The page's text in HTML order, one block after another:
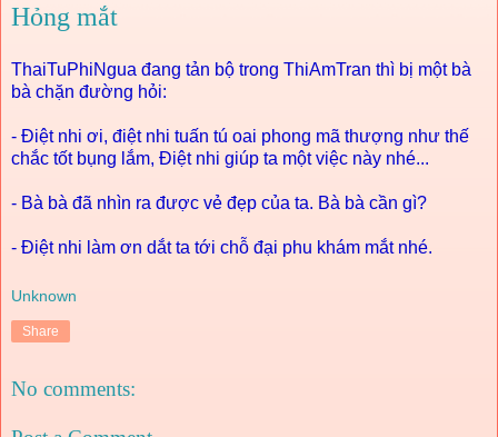
Hỏng mắt
ThaiTuPhiNgua đang tản bộ trong ThiAmTran thì bị một bà
bà chặn đường hỏi:
- Điệt nhi ơi, điệt nhi tuấn tú oai phong mã thượng như thế
chắc tốt bụng lắm, Điệt nhi giúp ta một việc này nhé...
- Bà bà đã nhìn ra được vẻ đẹp của ta. Bà bà cần gì?
- Điệt nhi làm ơn dắt ta tới chỗ đại phu khám mắt nhé.
Unknown
Share
No comments: